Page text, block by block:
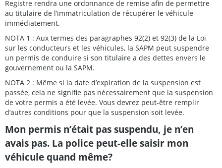
Registre rendra une ordonnance de remise afin de permettre
au titulaire de l’immatriculation de récupérer le véhicule
immédiatement.
NOTA 1 : Aux termes des paragraphes 92(2) et 92(3) de la Loi
sur les conducteurs et les véhicules, la SAPM peut suspendre
un permis de conduire si son titulaire a des dettes envers le
gouvernement ou la SAPM.
NOTA 2 : Même si la date d’expiration de la suspension est
passée, cela ne signifie pas nécessairement que la suspension
de votre permis a été levée. Vous devrez peut-être remplir
d’autres conditions pour que la suspension soit levée.
Mon permis n’était pas suspendu, je n’en
avais pas. La police peut-elle saisir mon
véhicule quand même?